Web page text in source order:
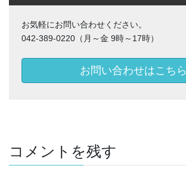
お気軽にお問い合わせください。
042-389-0220（月～金 9時～17時）
お問い合わせはこちら
コメントを残す